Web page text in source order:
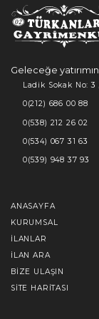
Geleceğe
Ladik Sokak No:
0(212) 686 00 88
0(538) 212 26 02
0(534) 067 31 63
0(539) 948 37 93
ANASAYFA
KURUMSAL
İLANLAR
İLAN ARA
BIZE ULAŞIN
SITE HARITASI